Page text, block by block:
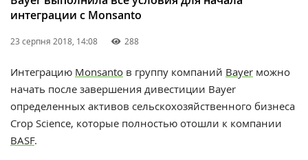
интеграции с Monsanto
23 серпня 2018, 14:08 288
Интеграцию Monsanto в группу компаний Bayer можно
начать после завершения дивестиции Bayer
определенных активов сельскохозяйственного бизнеса
Crop Science, которые полностью отошли к компании
BASF.